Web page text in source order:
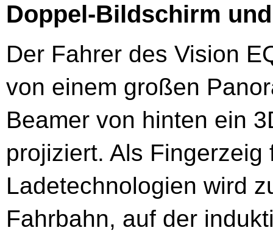
Doppel-Bildschirm
Der Fahrer des Vision
von einem großen
Beamer von hinten ein
projiziert. Als
Ladetechnologien wird
Fahrbahn, auf der